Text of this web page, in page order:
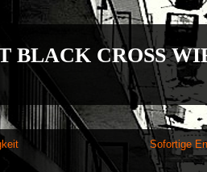
BLACK CROSS
Sofortige